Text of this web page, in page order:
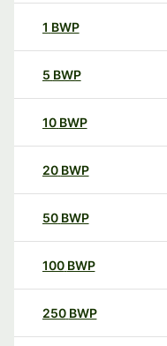
1 BWP
5 BWP
10 BWP
20 BWP
50 BWP
100 BWP
250 BWP